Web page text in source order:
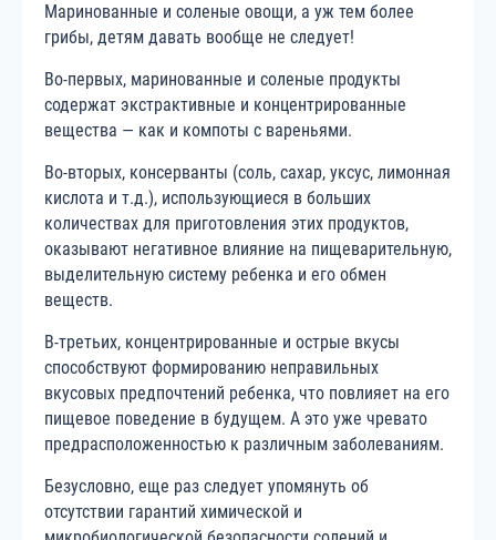
Маринованные и соленые овощи, а уж тем более
грибы, детям давать вообще не следует!
Во-первых, маринованные и соленые продукты
содержат экстрактивные и концентрированные
вещества — как и компоты с вареньями.
Во-вторых, консерванты (соль, сахар, уксус, лимонная
кислота и т.д.), использующиеся в больших
количествах для приготовления этих продуктов,
оказывают негативное влияние на пищеварительную,
выделительную систему ребенка и его обмен
веществ.
В-третьих, концентрированные и острые вкусы
способствуют формированию неправильных
вкусовых предпочтений ребенка, что повлияет на его
пищевое поведение в будущем. А это уже чревато
предрасположенностью к различным заболеваниям.
Безусловно, еще раз следует упомянуть об
отсутствии гарантий химической и